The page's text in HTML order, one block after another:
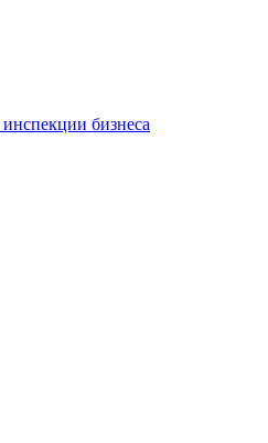
бизнеса